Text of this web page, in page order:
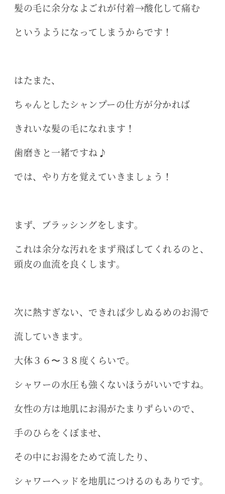
髪の毛に余分なよごれが付着→酸化して痛む
というようになってしまうからです！
はたまた、
ちゃんとしたシャンプーの仕方が分かれば
きれいな髪の毛になれます！
歯磨きと一緒ですね♪
では、やり方を覚えていきましょう！
まず、ブラッシングをします。
これは余分な汚れをまず飛ばしてくれるのと、
頭皮の血流を良くします。
次に熱すぎない、できれば少しぬるめのお湯で
流していきます。
大体３６〜３８度くらいで。
シャワーの水圧も強くないほうがいいですね。
女性の方は地肌にお湯がたまりずらいので、
手のひらをくぼませ、
その中にお湯をためて流したり、
シャワーヘッドを地肌につけるのもありです。